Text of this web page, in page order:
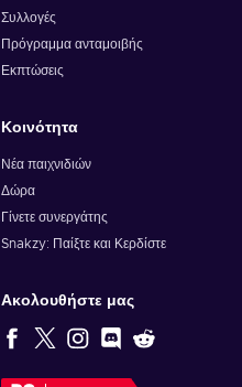
Συλλογές
Πρόγραμμα ανταμοιβής
Εκπτώσεις
Κοινότητα
Νέα παιχνιδιών
Δώρα
Γίνετε συνεργάτης
Snakzy: Παίξτε και Κερδίστε
Ακολουθήστε μας